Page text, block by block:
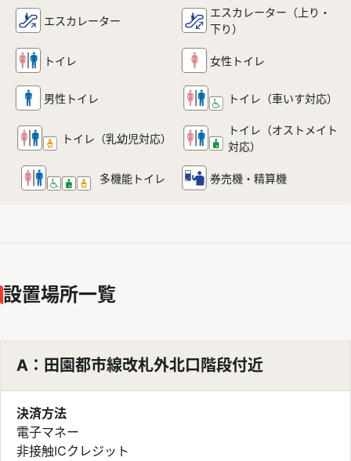
エスカレーター
エスカレーター （上り・
下り）
トイレ 女性トイレ
男性トイレ トイレ （車いす対応）
トイレ （乳幼児対応）
トイレ（オストメイト
対応）
多機能 トイレ 券売機・精算機
設置場所一覧
A：田園都市線改札外北口階段付近
決済方法
電子マネー
非接触ICクレジット